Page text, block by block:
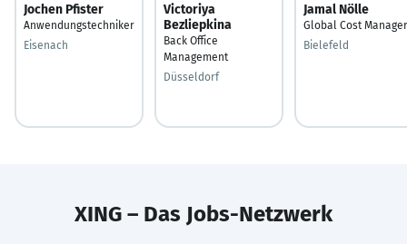
Jochen Pfister
Anwendungstechniker
Eisenach
Victoriya
Bezliepkina
Back Office
Management
Düsseldorf
Jamal Nölle
Global Cost Manager
Bielefeld
XING – Das Jobs-Netzwerk